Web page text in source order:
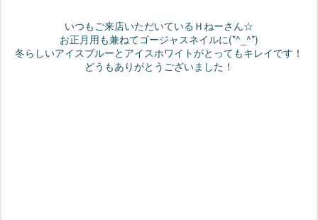
いつもご来店いただいているＨねーさん☆
お正月用も兼ねてゴージャスネイルに(*^_^*)
冬らしいアイスブルーとアイスホワイトがとってもキレイです！
どうもありがとうございました！